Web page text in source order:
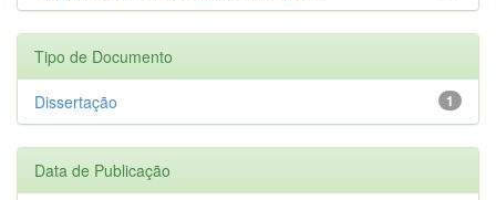
Tipo de Documento
1
Dissertação
Data de Publicação